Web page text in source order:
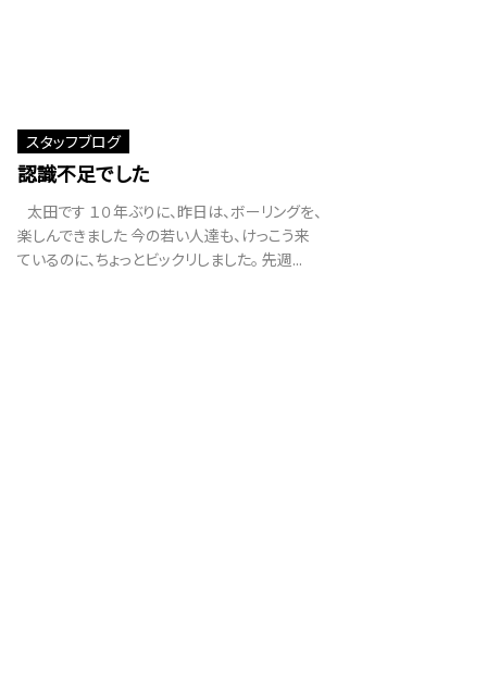
スタッフブログ
認識不足でした
太田です １０年ぶりに、昨日は、ボーリングを、
楽しんできました 今の若い人達も、けっこう来
ているのに、ちょっとビックリしました。 先週...